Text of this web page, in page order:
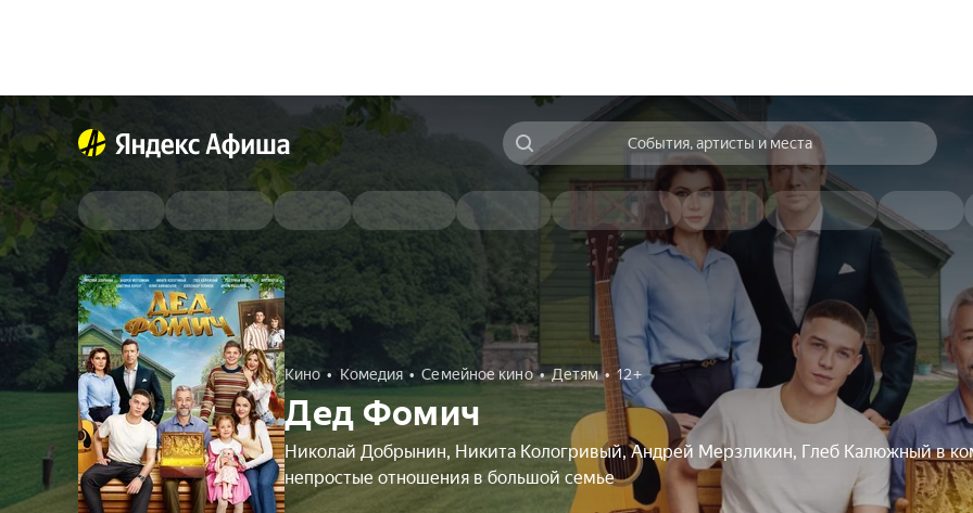
События, артисты и места
Кино Комедия Семейное кино Детям 12+
Дед Фомич
Николай Добрынин, Никита Кологривый, Андрей Мерзликин, Глеб Калюжный в
непростые отношения в большой семье